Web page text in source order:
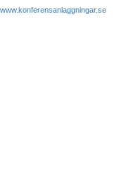
www.konferensanlaggningar.se